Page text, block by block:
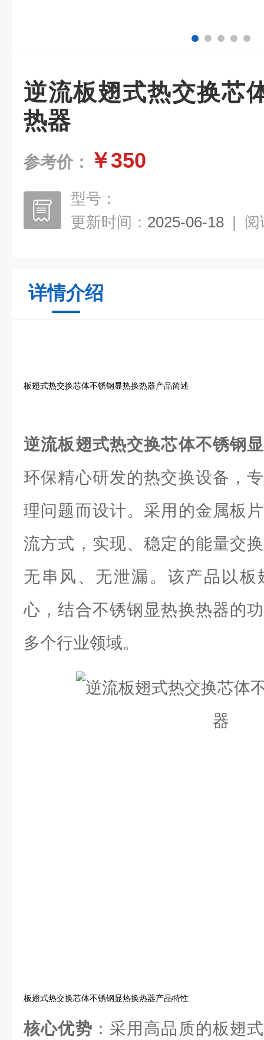
逆流板翅式热交换芯
热器
参考价： ￥350
型号：
更新时间： 2025-06-18 | 阅
详情介绍
板翅式热交换芯体不锈钢显热换热器产品简述
逆流板翅式热交换芯体不锈钢
环保精心研发的热交换设备，
理问题而设计。采用的金属板
流方式，实现、稳定的能量交
无串风、无泄漏。该产品以
心，结合不锈钢显热换热器的
多个行业领域。
板翅式热交换芯体不锈钢显热换热器产品特性
核心优势 ：采用高品质的板翅